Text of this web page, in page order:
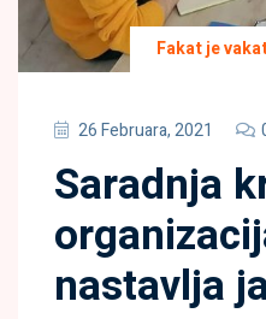
Fakat je
26 Februara, 2021
Saradnja
nastavlja